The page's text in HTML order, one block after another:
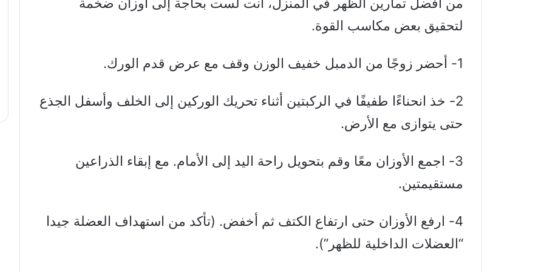
من افضل تمارين الظهر في المنزل، أنت لست بحاجة إلى أوزان ضخمة
لتحقيق بعض مكاسب القوة.
1- أحضر زوجًا من الدمبل خفيف الوزن وقف مع عرض قدم الورك.
2- خذ انحناءًا طفيفًا في الركبتين أثناء تحريك الوركين إلى الخلف وأسفل الجذع
حتى يتوازى مع الأرض.
3- اجمع الأوزان معًا وقم بتحويل راحة اليد إلى الأمام. مع إبقاء الذراعين
مستقيمتين.
4- ارفع الأوزان حتى ارتفاع الكتف ثم أخفض. (تأكد من استهداف العضلة جيدا
“العضلات الداخلية للظهر”).